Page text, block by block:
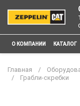
О КОМПАНИИ КАТАЛОГ
Главная
Грабли-скребки